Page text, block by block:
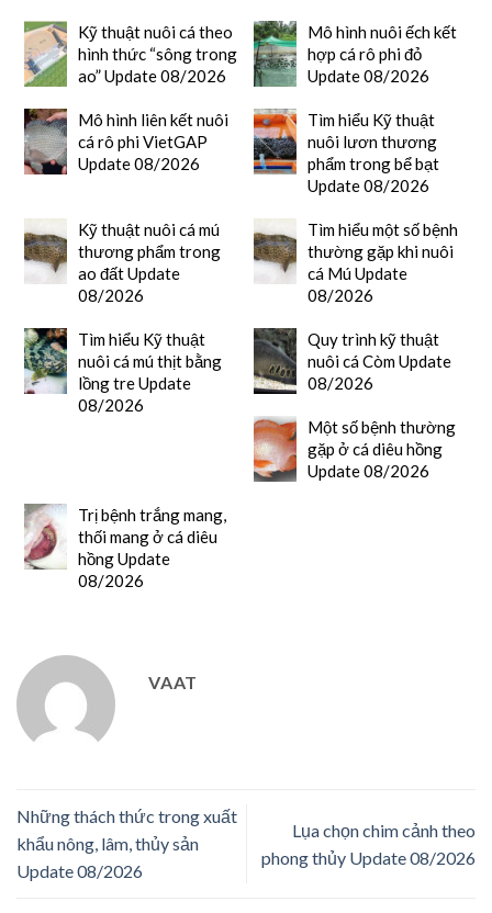
Kỹ thuật nuôi cá theo
hình thức “sông trong
ao” Update 08/2026
Mô hình nuôi ếch kết
hợp cá rô phi đỏ
Update 08/2026
Mô hình liên kết nuôi
cá rô phi VietGAP
Update 08/2026
Tìm hiểu Kỹ thuật
nuôi lươn thương
phẩm trong bể bạt
Update 08/2026
Kỹ thuật nuôi cá mú
thương phẩm trong
ao đất Update
08/2026
Tìm hiểu một số bệnh
thường gặp khi nuôi
cá Mú Update
08/2026
Tìm hiểu Kỹ thuật
nuôi cá mú thịt bằng
lồng tre Update
08/2026
Quy trình kỹ thuật
nuôi cá Còm Update
08/2026
Một số bệnh thường
gặp ở cá diêu hồng
Update 08/2026
Trị bệnh trắng mang,
thối mang ở cá diêu
hồng Update
08/2026
VAAT
Những thách thức trong xuất
khẩu nông, lâm, thủy sản
Update 08/2026
Lụa chọn chim cảnh theo
phong thủy Update 08/2026